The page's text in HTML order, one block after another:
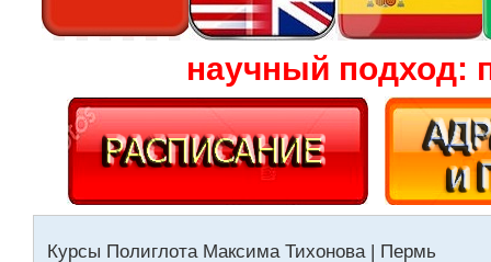
научный подход:
Курсы Полиглота Максима Тихонова | Пермь